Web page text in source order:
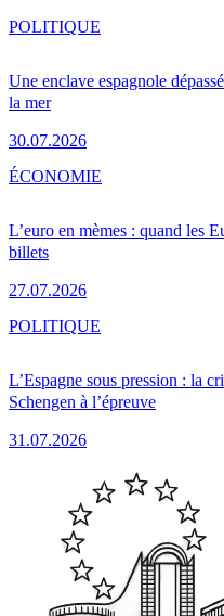
Une enclave espagnole
la mer
30.07.2026
POLITIQUE
L’euro en mèmes : quand les
billets
27.07.2026
ÉCONOMIE
L’Espagne sous pression : la
Schengen à l’épreuve
31.07.2026
POLITIQUE